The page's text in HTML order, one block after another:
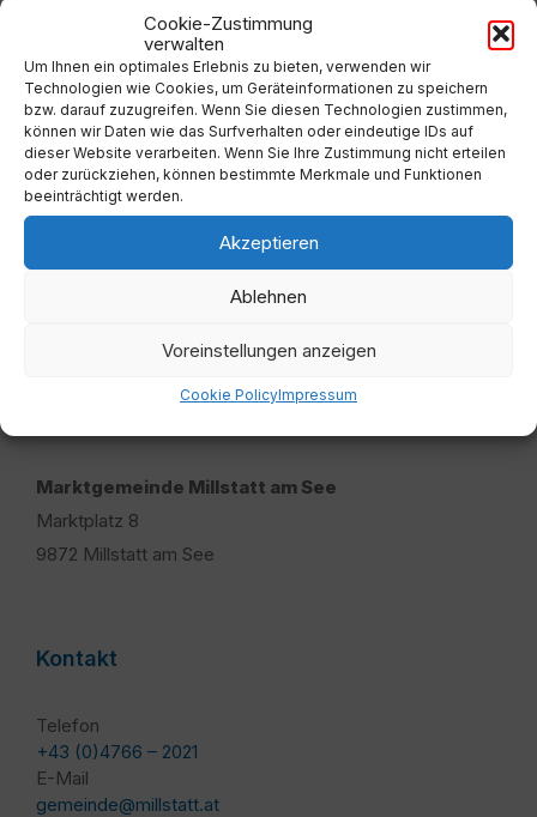
Cookie-Zustimmung
verwalten
Um Ihnen ein optimales Erlebnis zu bieten, verwenden wir
Technologien wie Cookies, um Geräteinformationen zu speichern
bzw. darauf zuzugreifen. Wenn Sie diesen Technologien zustimmen,
können wir Daten wie das Surfverhalten oder eindeutige IDs auf
dieser Website verarbeiten. Wenn Sie Ihre Zustimmung nicht erteilen
oder zurückziehen, können bestimmte Merkmale und Funktionen
beeinträchtigt werden.
Akzeptieren
Ablehnen
Voreinstellungen anzeigen
Cookie PolicyImpressum
Veranstaltung - Ansuchen
Informationsfreiheitsgesetz -
Informationsbegehren gem. § 7 IFG
Marktgemeinde Millstatt am See
Marktplatz 8
9872 Millstatt am See
Kontakt
Telefon
+43 (0)4766 – 2021
E-Mail
gemeinde@millstatt.at